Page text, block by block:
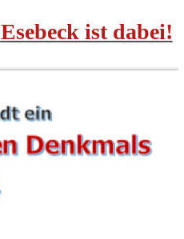
Esebeck ist dabei!